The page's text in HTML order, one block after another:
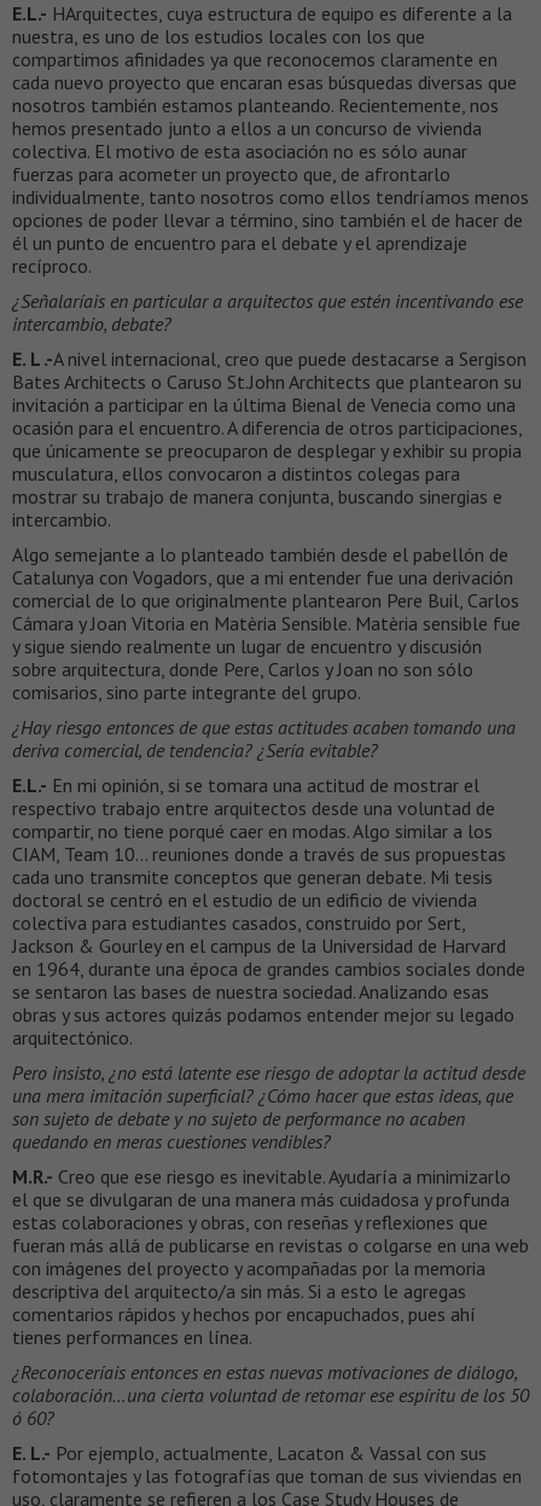
E.L.- HArquitectes, cuya estructura de equipo es diferente a la
nuestra, es uno de los estudios locales con los que
compartimos afinidades ya que reconocemos claramente en
cada nuevo proyecto que encaran esas búsquedas diversas que
nosotros también estamos planteando. Recientemente, nos
hemos presentado junto a ellos a un concurso de vivienda
colectiva. El motivo de esta asociación no es sólo aunar
fuerzas para acometer un proyecto que, de afrontarlo
individualmente, tanto nosotros como ellos tendríamos menos
opciones de poder llevar a término, sino también el de hacer de
él un punto de encuentro para el debate y el aprendizaje
recíproco.
¿Señalaríais en particular a arquitectos que estén incentivando ese
intercambio, debate?
E. L .-A nivel internacional, creo que puede destacarse a Sergison
Bates Architects o Caruso St.John Architects que plantearon su
invitación a participar en la última Bienal de Venecia como una
ocasión para el encuentro. A diferencia de otros participaciones,
que únicamente se preocuparon de desplegar y exhibir su propia
musculatura, ellos convocaron a distintos colegas para
mostrar su trabajo de manera conjunta, buscando sinergias e
intercambio.
Algo semejante a lo planteado también desde el pabellón de
Catalunya con Vogadors, que a mi entender fue una derivación
comercial de lo que originalmente plantearon Pere Buil, Carlos
Cámara y Joan Vitoria en Matèria Sensible. Matèria sensible fue
y sigue siendo realmente un lugar de encuentro y discusión
sobre arquitectura, donde Pere, Carlos y Joan no son sólo
comisarios, sino parte integrante del grupo.
¿Hay riesgo entonces de que estas actitudes acaben tomando una
deriva comercial, de tendencia? ¿Sería evitable?
E.L.- En mi opinión, si se tomara una actitud de mostrar el
respectivo trabajo entre arquitectos desde una voluntad de
compartir, no tiene porqué caer en modas. Algo similar a los
CIAM, Team 10… reuniones donde a través de sus propuestas
cada uno transmite conceptos que generan debate. Mi tesis
doctoral se centró en el estudio de un edificio de vivienda
colectiva para estudiantes casados, construido por Sert,
Jackson & Gourley en el campus de la Universidad de Harvard
en 1964, durante una época de grandes cambios sociales donde
se sentaron las bases de nuestra sociedad. Analizando esas
obras y sus actores quizás podamos entender mejor su legado
arquitectónico.
Pero insisto, ¿no está latente ese riesgo de adoptar la actitud desde
una mera imitación superficial? ¿Cómo hacer que estas ideas, que
son sujeto de debate y no sujeto de performance no acaben
quedando en meras cuestiones vendibles?
M.R.- Creo que ese riesgo es inevitable. Ayudaría a minimizarlo
el que se divulgaran de una manera más cuidadosa y profunda
estas colaboraciones y obras, con reseñas y reflexiones que
fueran más allá de publicarse en revistas o colgarse en una web
con imágenes del proyecto y acompañadas por la memoria
descriptiva del arquitecto/a sin más. Si a esto le agregas
comentarios rápidos y hechos por encapuchados, pues ahí
tienes performances en línea.
¿Reconoceríais entonces en estas nuevas motivaciones de diálogo,
colaboración…una cierta voluntad de retomar ese espíritu de los 50
ó 60?
E. L.- Por ejemplo, actualmente, Lacaton & Vassal con sus
fotomontajes y las fotografías que toman de sus viviendas en
uso, claramente se refieren a los Case Study Houses de